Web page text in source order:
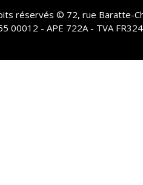
réservés © 72, rue Baratte-
00012 - APE 722A - TVA